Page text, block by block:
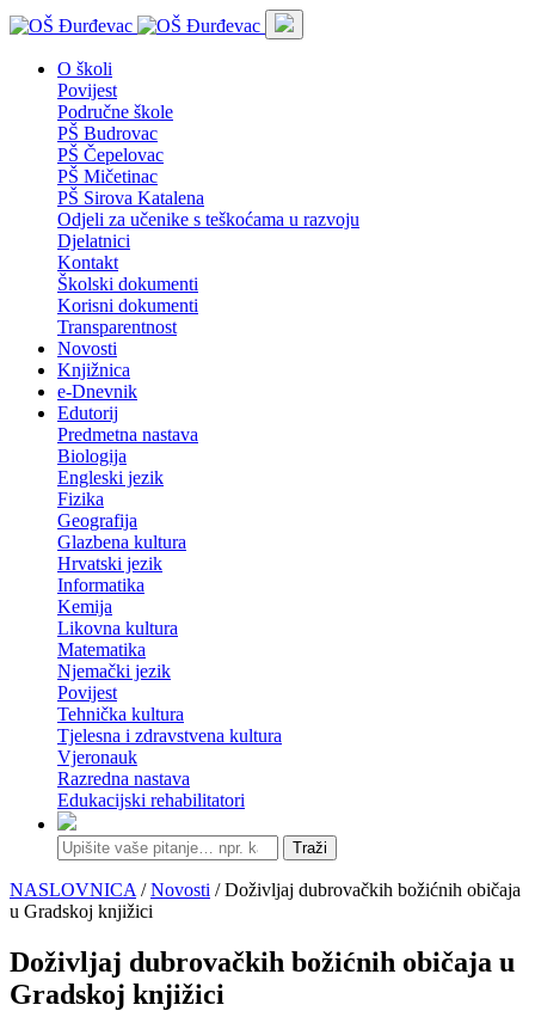
O školi
Povijest
Područne škole
PŠ Budrovac
PŠ Čepelovac
PŠ Mičetinac
PŠ Sirova Katalena
Odjeli za učenike s teškoćama u razvoju
Djelatnici
Kontakt
Školski dokumenti
Korisni dokumenti
Transparentnost
Novosti
Knjižnica
e-Dnevnik
Edutorij
Predmetna nastava
Biologija
Engleski jezik
Fizika
Geografija
Glazbena kultura
Hrvatski jezik
Informatika
Kemija
Likovna kultura
Matematika
Njemački jezik
Povijest
Tehnička kultura
Tjelesna i zdravstvena kultura
Vjeronauk
Razredna nastava
Edukacijski rehabilitatori
Traži
NASLOVNICA /Novosti / Doživljaj dubrovačkih božićnih običaja
u Gradskoj knjižici
Doživljaj dubrovačkih božićnih običaja u
Gradskoj knjižici